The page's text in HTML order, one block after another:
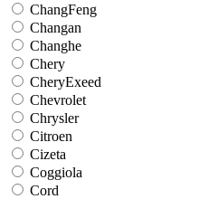
ChangFeng
Changan
Changhe
Chery
CheryExeed
Chevrolet
Chrysler
Citroen
Cizeta
Coggiola
Cord